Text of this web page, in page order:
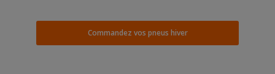
Commandez vos pneus hiver